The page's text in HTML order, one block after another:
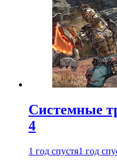
Системные
4
1 год спустя1 год